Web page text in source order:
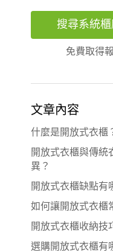
搜尋系統櫃
免費取得
文章內容
什麼是開放式衣櫃
開放式衣櫃與傳統
異？
開放式衣櫃缺點有
如何讓開放式衣櫃
開放式衣櫃收納技
選購開放式衣櫃有